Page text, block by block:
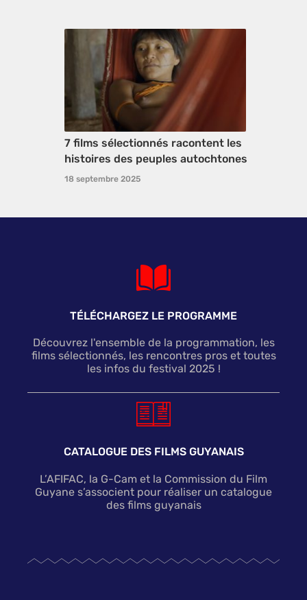
7 films sélectionnés racontent les
histoires des peuples autochtones
18 septembre 2025
TÉLÉCHARGEZ LE PROGRAMME
Découvrez l'ensemble de la programmation, les
films sélectionnés, les rencontres pros et toutes
les infos du festival 2025 !
CATALOGUE DES FILMS GUYANAIS
L’AFIFAC, la G-Cam et la Commission du Film
Guyane s’associent pour réaliser un catalogue
des films guyanais